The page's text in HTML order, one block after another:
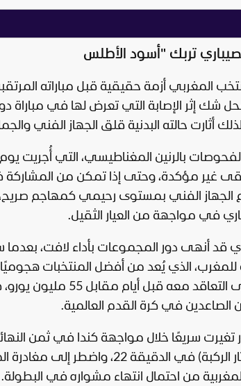
تربك "أسود الأطلس
المغربي أزمة حقيقية قبل مباراته
أثارت حالته البدنية قلق الجهاز الفني
بالرنين المغناطيسي، التي أُجريت يوم
تبقى غير مؤكدة، وحتى إذا تمكن من
الجهاز الفني بمستوى رحيمي كمهاجم
في مواجهة من العيار الثقيل.
قد أنهى دور المجموعات بأداء لافت،
للمغرب، الذي يُعد من أفضل المنتخبات
ميونيخ إلى التعاقد
الصاعدين في كرة القدم العالمية.
تغيرت سريعًا خلال مواجهة كندا في ثمن
للفخذ (أوتار الركبة) في
المغربية من احتمال انتهاء مشواره في البطولة.